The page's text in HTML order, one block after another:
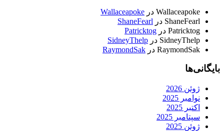
Wallaceapoke در Wallaceapoke
ShaneFearl در ShaneFearl
Patricktog در Patricktog
SidneyThelp در SidneyThelp
RaymondSak در RaymondSak
بایگانی‌ها
ژوئن 2026
نوامبر 2025
اکتبر 2025
سپتامبر 2025
ژوئن 2025